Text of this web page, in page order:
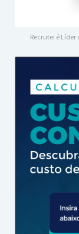
Recrutei é Líder